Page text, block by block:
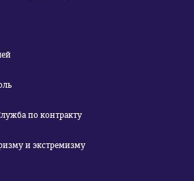
по контракту
и экстремизму